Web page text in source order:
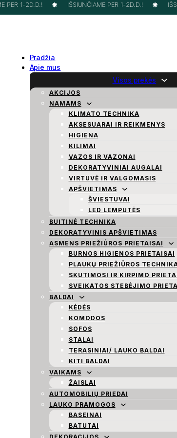
PER 1-2D.D.! IŠSIUNČIAME PER 1-2D.D.!
Pradžia
Apie mus
Visos prekės
AKCIJOS
NAMAMS
KLIMATO TECHNIKA
AKSESUARAI IR REIKMENYS
HIGIENA
KILIMAI
VAZOS IR VAZONAI
DEKORATYVINIAI AUGALAI
VIRTUVĖ IR VALGOMASIS
APŠVIETIMAS
ŠVIESTUVAI
LED LEMPUTĖS
BUITINĖ TECHNIKA
DEKORATYVINIS APŠVIETIMAS
ASMENS PRIEŽIŪROS PRIETAISAI
BURNOS HIGIENOS PRIETAISAI
PLAUKŲ PRIEŽIŪROS
SKUTIMOSI IR KIRPIMO
SVEIKATOS STEBĖJIMO
BALDAI
KĖDĖS
KOMODOS
SOFOS
STALAI
TERASINIAI/ LAUKO BALDAI
KITI BALDAI
VAIKAMS
ŽAISLAI
AUTOMOBILIŲ PRIEDAI
LAUKO PRAMOGOS
BASEINAI
BATUTAI